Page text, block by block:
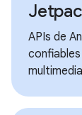
APIs de